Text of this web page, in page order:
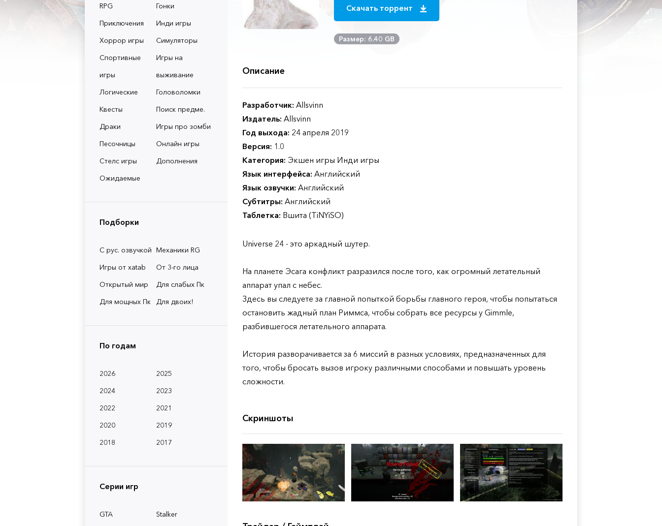
RPG
Гонки
Приключения
Инди игры
Хоррор игры
Симуляторы
Спортивные
игры
Игры на
выживание
Логические
Головоломки
Квесты
Поиск предме.
Драки
Игры про зомби
Песочницы
Онлайн игры
Стелс игры
Дополнения
Ожидаемые
Подборки
С рус. озвучкой Механики RG
Игры от xatab
От 3-го лица
Открытый мир
Для слабых Пк
Для мощных Пк
Для двоих!
По годам
2026
2025
2024
2023
2022
2021
2020
2019
2018
2017
Серии игр
GTA
Stalker
Скачать торрент
Размер: 6.40 GB
Описание
Разработчик: Allsvinn
Издатель: Allsvinn
Год выхода: 24 апреля 2019
Версия: 1.0
Категория: Экшен игры Инди игры
Язык интерфейса: Английский
Язык озвучки: Английский
Субтитры: Английский
Таблетка: Вшита (TiNYiSO)
Universe 24 - это аркадный шутер.
На планете Эсага конфликт разразился после того, как огромный летательный
аппарат упал с небес.
Здесь вы следуете за главной попыткой борьбы главного героя, чтобы попытаться
остановить жадный план Риммса, чтобы собрать все ресурсы у Gimmle,
разбившегося летательного аппарата.
История разворачивается за 6 миссий в разных условиях, предназначенных для
того, чтобы бросать вызов игроку различными способами и повышать уровень
сложности.
Скриншоты